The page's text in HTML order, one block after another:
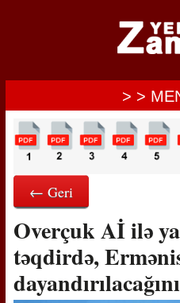
> >
← Geri
Overçuk Aİ ilə
təqdirdə,